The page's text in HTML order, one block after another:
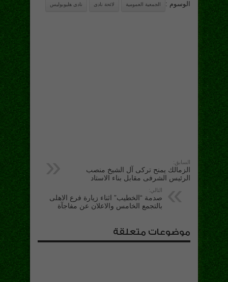
الوسوم : الجمعية العمومية لائحة نادى نادى هليوبوليس
السابق:
الزمالك يمنح تركى آل الشيخ منصب
الرئيس الشرفى مقابل بناء الاستاد
التالي:
صدمة “الخطيب” اثناء زيارة فرع الاهلى
بالتجمع الخامس والاعلان عن مفاجآة
موضوعات متعلقة